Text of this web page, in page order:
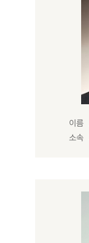
이름
소속